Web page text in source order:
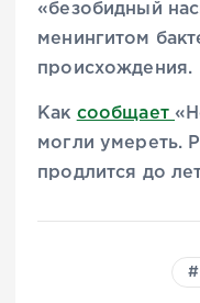
«безобидный
менингитом
происхождения.
Как сообщает
могли умереть.
продлится до